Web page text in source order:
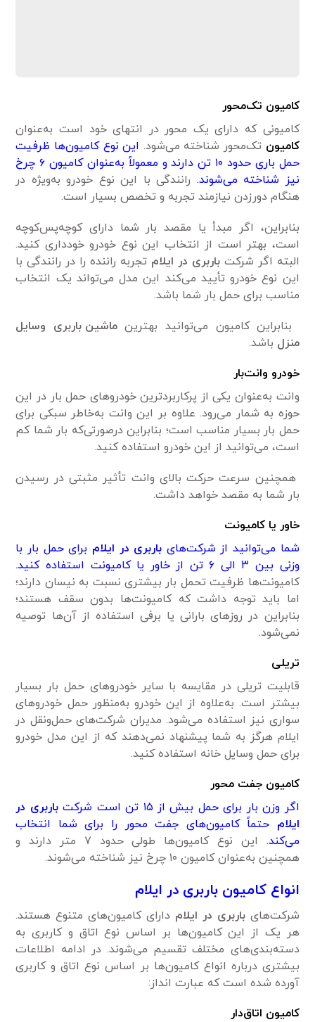
کامیون تک‌محور
کامیونی که دارای یک محور در انتهای خود است به‌عنوان
کامیون تک‌محور شناخته می‌شود. این نوع کامیون‌ها ظرفیت
حمل باری حدود ۱۰ تن دارند و معمولاً به‌عنوان کامیون ۶ چرخ
نیز شناخته می‌شوند. رانندگی با این نوع خودرو به‌ویژه در
هنگام دورزدن نیازمند تجربه و تخصص بسیار است.
بنابراین، اگر مبدأ یا مقصد بار شما دارای کوچه‌پس‌کوچه
است، بهتر است از انتخاب این نوع خودرو خودداری کنید.
البته اگر شرکتباربری در ایلام تجربه راننده را در رانندگی با
این نوع خودرو تأیید می‌کند این مدل می‌تواند یک انتخاب
مناسب برای حمل بار شما باشد.
بنابراین کامیون می‌توانید بهترینماشین باربری وسایل
منزل باشد.
خودرو وانت‌بار
وانت به‌عنوان یکی از پرکاربردترین خودروهای حمل بار در این
حوزه به شمار می‌رود. علاوه بر این وانت به‌خاطر سبکی برای
حمل بار بسیار مناسب‌ است؛ بنابراین درصورتی‌که بار شما کم
است، می‌توانید از این خودرو استفاده کنید.
همچنین سرعت حرکت بالای وانت تأثیر مثبتی در رسیدن
بار شما به مقصد خواهد داشت.
خاور یا کامیونت
شما می‌توانید از شرکت‌های باربری در ایلام برای حمل بار با
وزنی بین ۳ الی ۶ تن از خاور یا کامیونت استفاده کنید.
کامیونت‌ها ظرفیت تحمل بار بیشتری نسبت به نیسان دارند؛
اما باید توجه داشت که کامیونت‌ها بدون سقف هستند؛
بنابراین در روزهای بارانی یا برفی استفاده از آن‌ها توصیه
نمی‌شود.
تریلی
قابلیت تریلی در مقایسه با سایر خودروهای حمل بار بسیار
بیشتر است. به‌علاوه از این خودرو به‌منظور حمل خودروهای
سواری نیز استفاده می‌شود. مدیران شرکت‌های حمل‌ونقل در
ایلام هرگز به شما پیشنهاد نمی‌دهند که از این مدل خودرو
برای حمل وسایل خانه استفاده کنید.
کامیون جفت محور
اگر وزن بار برای حمل بیش از ۱۵ تن است شرکت
باربری در
ایلام حتماً کامیون‌های جفت محور را برای شما انتخاب
می‌کند.
این نوع کامیون‌ها طولی حدود ۷ متر دارند و
همچنین به‌عنوان کامیون ۱۰ چرخ نیز شناخته می‌شوند.
انواع کامیون باربری در ایلام
شرکت‌هایباربری در ایلام دارای کامیون‌های متنوع هستند.
هر یک از این کامیون‌ها بر اساس نوع اتاق و کاربری به
دسته‌بندی‌های مختلف تقسیم می‌شوند. در ادامه اطلاعات
بیشتری درباره انواع کامیون‌ها بر اساس نوع اتاق و کاربری
آورده شده است که عبارت انداز:
کامیون اتاق‌دار